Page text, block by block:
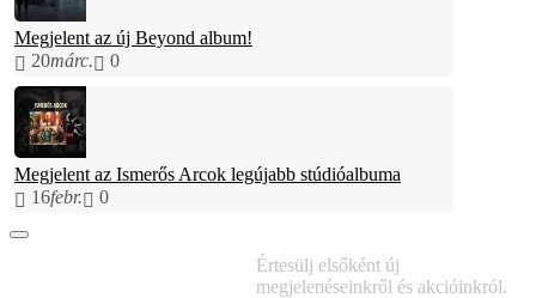
Megjelent az új Beyond album!
20márc. 0
Megjelent az Ismerős Arcok legújabb stúdióalbuma
16febr. 0
Értesülj elsőként új
megjelenéseinkről és akcióinkról.